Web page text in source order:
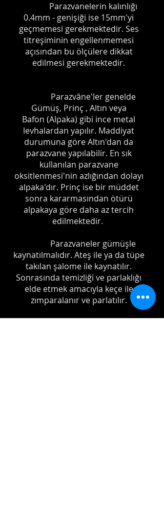
Parazvanelerin kalınlığı
0.4mm - genişiği ise 15mm'yi
geçmemesi gerekmektedir. Ses
titreşiminin engellenmemesi
açısından bu ölçülere dikkat
edilmesi gerekmektedir.
Parazvâne'ler genelde
Gümüş, Prinç , Altın veya
Bafon (Alpaka) gibi ince metal
levhalardan yapılır. Maddiyat
durumuna göre Altın'dan da
parazvane yapılabilir. En sık
kullanılan parazvane
oksitlenmesi'nin azlığından dolayı
alpaka'dır. Prinç ise bir müddet
sonra kararmasından ötürü
alpakaya göre daha az tercih
edilmektedir.
Parazvaneler gümüşle
kaynatılmalıdır. Ateş ile ya da tüpe
takılan şalome ile kaynatılır.
Sonrasında temizliği ve parlaklığı
elde etmek amacıyla keçe ile
zımparalanır ve parlatılır.